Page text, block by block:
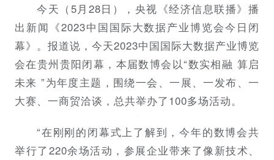
今天（5月28日），央视《经济信息联播》播
出新闻《2023中国国际大数据产业博览会今日闭
幕》。报道说， 今天2023中国国际大数据产业博览
会在贵州贵阳闭幕，本届数博会以“数实相融 算启
未来 ”为年度主题，围绕一会、一展、一发布、一
大赛、一商贸洽谈，总共举办了100多场活动。
“在刚刚的闭幕式上了解到，今年的数博会共
举行了220余场活动，参展企业带来了像新技术、